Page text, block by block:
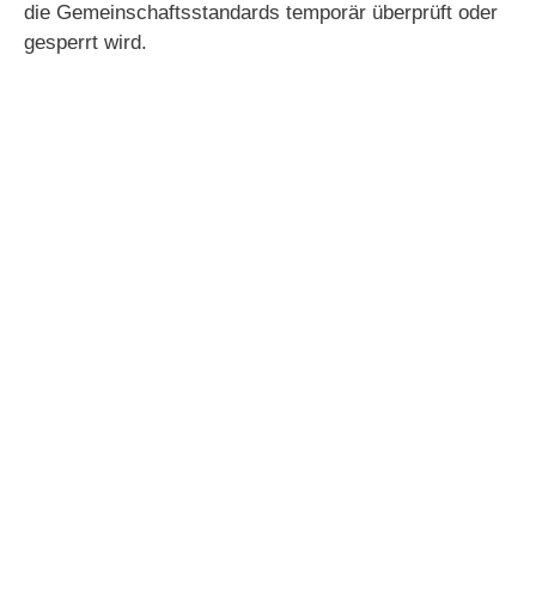
die Gemeinschaftsstandards temporär überprüft oder
gesperrt wird.